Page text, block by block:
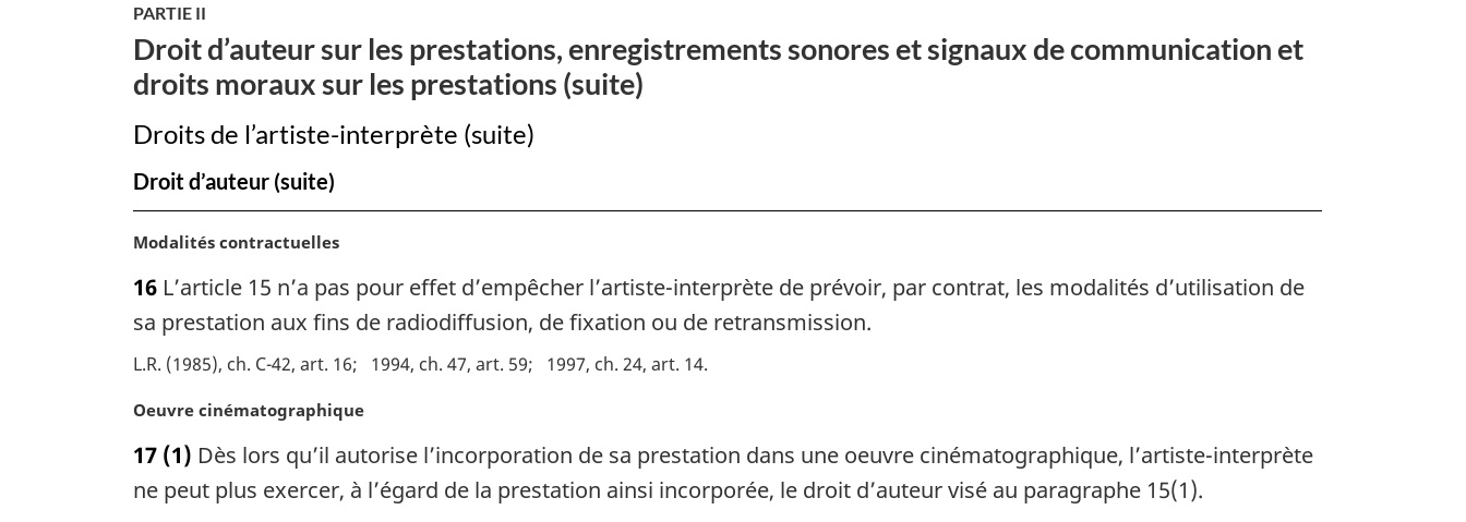
droit
d’auteur
d’auteur
d’auteur
PARTIE II
Droit d’auteur sur les prestations, enregistrements sonores et signaux de communication et
droits moraux sur les prestations (suite)
Droits de l’artiste-interprète (suite)
Droit d’auteur (suite)
N
t
e
a
g
i
n
a
Modalités contractuelles
16 L’article 15 n’a pas pour effet d’empêcher l’artiste-interprète de prévoir, par contrat, les modalités d’utilisation de
sa prestation aux fins de radiodiffusion, de fixation ou de retransmission.
L.R. (1985), ch. C-42, art. 16 1994, ch. 47, art. 59 1997, ch. 24, art. 14
N
t
e
Oeuvre cinématographique
17 (1) Dès lors qu’il autorise l’incorporation de sa prestation dans une oeuvre cinématographique, l’artiste-interprète
ne peut plus exercer, à l’égard de la prestation ainsi incorporée, le droit d’auteur visé au paragraphe 15(1).